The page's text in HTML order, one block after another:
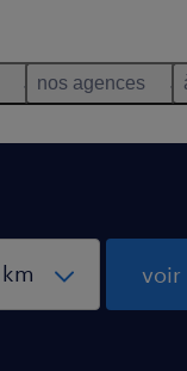
nos agences
voir